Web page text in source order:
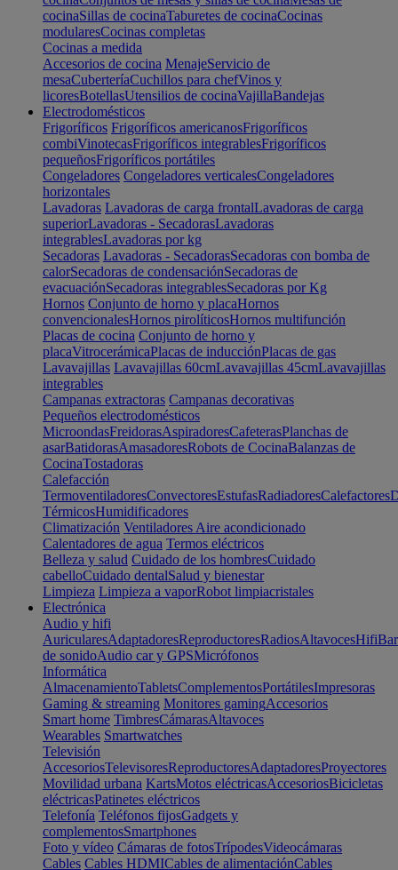
cocinaSillas de cocinaTaburetes de cocinaCocinas
modularesCocinas completas
Cocinas a medida
Accesorios de cocina MenajeServicio de
mesaCuberteríaCuchillos para chefVinos y
licoresBotellasUtensilios de cocinaVajillaBandejas
Electrodomésticos
Frigoríficos Frigoríficos americanosFrigoríficos
combiVinotecasFrigoríficos integrablesFrigoríficos
pequeñosFrigoríficos portátiles
Congeladores Congeladores verticalesCongeladores
horizontales
Lavadoras Lavadoras de carga frontalLavadoras de carga
superiorLavadoras - SecadorasLavadoras
integrablesLavadoras por kg
Secadoras Lavadoras - SecadorasSecadoras con bomba de
calorSecadoras de condensaciónSecadoras de
evacuaciónSecadoras integrablesSecadoras por Kg
Hornos Conjunto de horno y placaHornos
convencionalesHornos pirolíticosHornos multifunción
Placas de cocina Conjunto de horno y
placaVitrocerámicaPlacas de inducciónPlacas de gas
Lavavajillas Lavavajillas 60cmLavavajillas 45cmLavavajillas
integrables
Campanas extractoras Campanas decorativas
Pequeños electrodomésticos
MicroondasFreidorasAspiradoresCafeterasPlanchas de
asarBatidorasAmasadoresRobots de CocinaBalanzas de
CocinaTostadoras
Calefacción
TermoventiladoresConvectoresEstufasRadiadoresCalefactores
TérmicosHumidificadores
Climatización Ventiladores Aire acondicionado
Calentadores de agua Termos eléctricos
Belleza y salud Cuidado de los hombresCuidado
cabelloCuidado dentalSalud y bienestar
Limpieza Limpieza a vaporRobot limpiacristales
Electrónica
Audio y hifi
AuricularesAdaptadoresReproductoresRadiosAltavocesHifi
de sonidoAudio car y GPSMicrófonos
Informática
AlmacenamientoTabletsComplementosPortátilesImpresoras
Gaming & streaming Monitores gamingAccesorios
Smart home TimbresCámarasAltavoces
Wearables Smartwatches
Televisión
AccesoriosTelevisoresReproductoresAdaptadoresProyectores
Movilidad urbana KartsMotos eléctricasAccesoriosBicicletas
eléctricasPatinetes eléctricos
Telefonía Teléfonos fijosGadgets y
complementosSmartphones
Foto y vídeo Cámaras de fotosTrípodesVideocámaras
Cables Cables HDMICables de alimentaciónCables